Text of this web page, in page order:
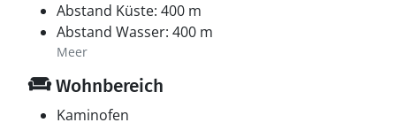
Abstand Küste: 400 m
Abstand Wasser: 400 m
Meer
Wohnbereich
Kaminofen